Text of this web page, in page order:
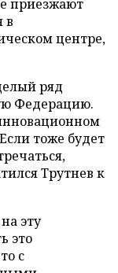
приезжают
в
центре,
ряд
Федерацию.
тоже будет
Трутнев к
эту
это
с